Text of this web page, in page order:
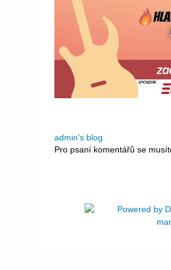
admin's blog
Pro psaní komentářů se